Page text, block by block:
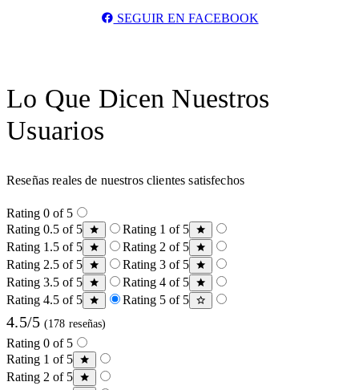
SEGUIR EN FACEBOOK
Lo Que Dicen Nuestros
Usuarios
Reseñas reales de nuestros clientes satisfechos
Rating 0 of 5
Rating 0.5 of 5
Rating 1 of 5
Rating 1.5 of 5
Rating 2 of 5
Rating 2.5 of 5
Rating 3 of 5
Rating 3.5 of 5
Rating 4 of 5
Rating 4.5 of 5
Rating 5 of 5
4.5/5 (178 reseñas)
Rating 0 of 5
Rating 1 of 5
Rating 2 of 5